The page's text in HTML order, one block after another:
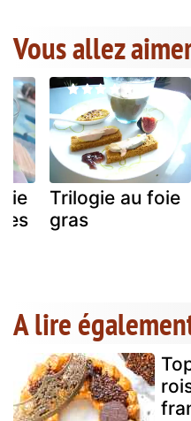
Vous allez
Trilogie au foie
gras
A lire